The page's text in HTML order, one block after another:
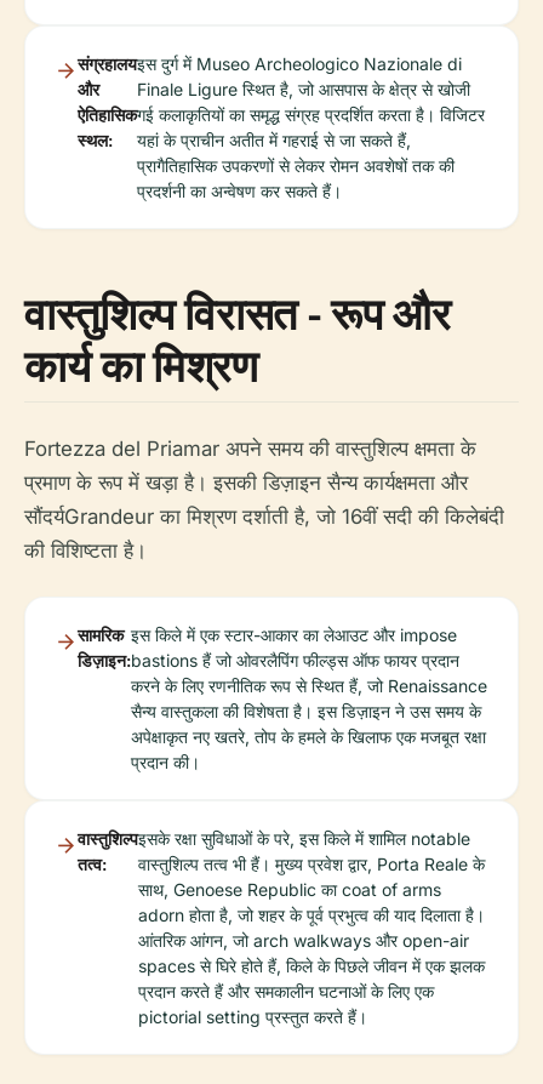
संग्रहालय
और
ऐतिहासिक
स्थल:
इस दुर्ग में Museo Archeologico Nazionale di
Finale Ligure स्थित है, जो आसपास के क्षेत्र से खोजी
गई कलाकृतियों का समृद्ध संग्रह प्रदर्शित करता है। विजिटर
यहां के प्राचीन अतीत में गहराई से जा सकते हैं,
प्रागैतिहासिक उपकरणों से लेकर रोमन अवशेषों तक की
प्रदर्शनी का अन्वेषण कर सकते हैं।
वास्तुशिल्प विरासत - रूप और
कार्य का मिश्रण
Fortezza del Priamar अपने समय की वास्तुशिल्प क्षमता के
प्रमाण के रूप में खड़ा है। इसकी डिज़ाइन सैन्य कार्यक्षमता और
सौंदर्यGrandeur का मिश्रण दर्शाती है, जो 16वीं सदी की किलेबंदी
की विशिष्टता है।
सामरिक
डिज़ाइन:
इस किले में एक स्टार-आकार का लेआउट और impose
bastions हैं जो ओवरलैपिंग फील्ड्स ऑफ फायर प्रदान
करने के लिए रणनीतिक रूप से स्थित हैं, जो Renaissance
सैन्य वास्तुकला की विशेषता है। इस डिज़ाइन ने उस समय के
अपेक्षाकृत नए खतरे, तोप के हमले के खिलाफ एक मजबूत रक्षा
प्रदान की।
वास्तुशिल्प
तत्व:
इसके रक्षा सुविधाओं के परे, इस किले में शामिल notable
वास्तुशिल्प तत्व भी हैं। मुख्य प्रवेश द्वार, Porta Reale के
साथ, Genoese Republic का coat of arms
adorn होता है, जो शहर के पूर्व प्रभुत्व की याद दिलाता है।
आंतरिक आंगन, जो arch walkways और open-air
spaces से घिरे होते हैं, किले के पिछले जीवन में एक झलक
प्रदान करते हैं और समकालीन घटनाओं के लिए एक
pictorial setting प्रस्तुत करते हैं।